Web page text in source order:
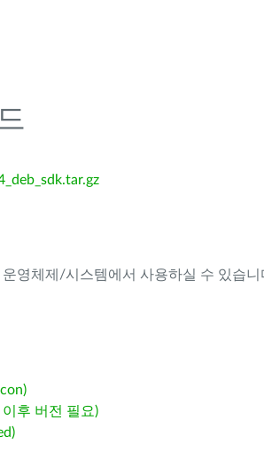
영체제/시스템에서 사용하실 수 있습니
후 버전 필요)